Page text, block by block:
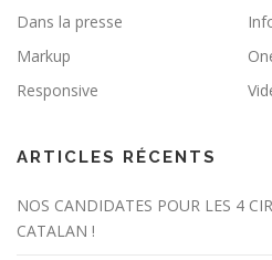
Dans la presse
Markup
Responsive
ARTICLES RÉCENTS
NOS CANDIDATES POUR LES 4
CATALAN !